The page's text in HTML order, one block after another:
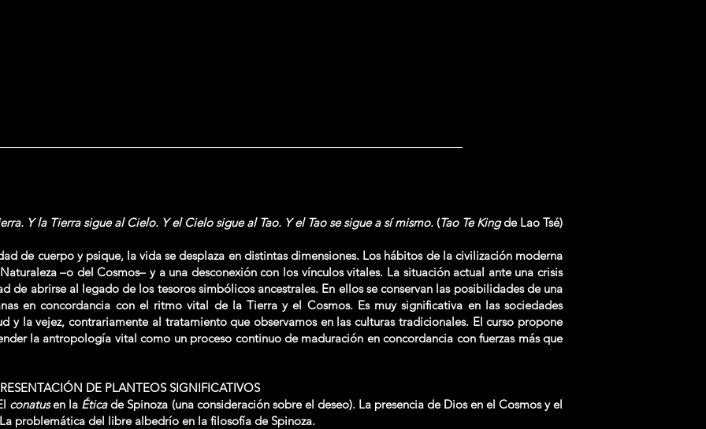
Y la Tierra sigue al Cielo. Y el Cielo sigue al Tao. Y el Tao se sigue a sí mismo. (Tao Te Kingde Lao Tsé)
de cuerpo y psique, la vida se desplaza en distintas dimensiones. Los hábitos de la civilización moderna
–o del Cosmos– y a una desconexión con los vínculos vitales. La situación actual ante una crisis
de abrirse al legado de los tesoros simbólicos ancestrales. En ellos se conservan las posibilidades de una
en concordancia con el ritmo vital de la Tierra y el Cosmos. Es muy significativa en las sociedades
y la vejez, contrariamente al tratamiento que observamos en las culturas tradicionales. El curso propone
la antropología vital como un proceso continuo de maduración en concordancia con fuerzas más que
DE PLANTEOS SIGNIFICATIVOS
conatusen la Éticade Spinoza (una consideración sobre el deseo). La presencia de Dios en el Cosmos y el
problemática del libre albedrío en la filosofía de Spinoza.